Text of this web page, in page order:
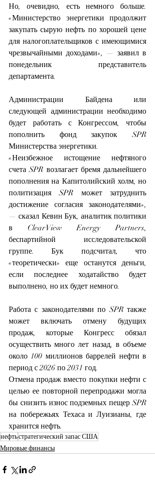
Но, очевидно, есть немного больше.
«Министерство энергетики продолжит
закупать сырую нефть по хорошей цене
для налогоплательщиков с имеющимися
чрезвычайными доходами», — заявил в
понедельник представитель
департамента.
Администрации Байдена или
следующей администрации необходимо
будет работать с Конгрессом, чтобы
пополнить фонд закупок SPR
Министерства энергетики.
«Неизбежное истощение нефтяного
счета SPR возлагает бремя дальнейшего
пополнения на Капитолийский холм, но
политизация SPR может затруднить
достижение согласия законодателями»,
— сказал Кевин Бук, аналитик политики
в ClearView Energy Partners,
беспартийной исследовательской
группе. Бук подсчитал, что
«теоретически» еще останутся деньги,
если последнее ходатайство будет
выполнено, но их будет немного.
Работа с законодателями по SPR также
может включать отмену будущих
продаж, которые Конгресс обязал
осуществить много лет назад, в объеме
около 100 миллионов баррелей нефти в
период с 2026 по 2031 год.
Отмена продаж вместо покупки нефти с
целью ее повторной перепродажи могла
бы снизить износ подземных пещер SPR
на побережьях Техаса и Луизианы, где
хранится нефть.
нефтьстратегический запас США
Мировые финансы